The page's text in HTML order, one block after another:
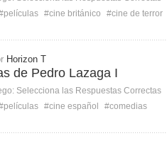
#cine británico #cine de terror
Horizon T
de Pedro Lazaga I
Selecciona las Respuestas Correctas
#cine español #comedias